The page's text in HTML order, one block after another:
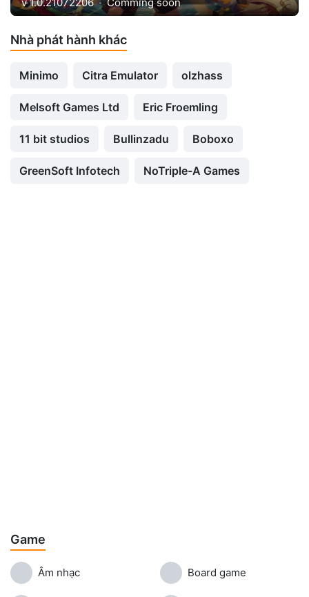
Nhà phát hành khác
Minimo Citra Emulator olzhass
Melsoft Games Ltd Eric Froemling
11 bit studios Bullinzadu Boboxo
GreenSoft Infotech NoTriple-A Games
Game
Âm nhạc Board game